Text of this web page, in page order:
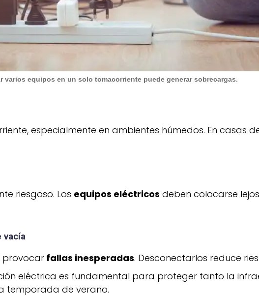
varios equipos en un solo tomacorriente puede generar sobrecargas.
especialmente en ambientes húmedos. En casas
riesgoso. Los equipos eléctricos deben colocarse
vacía
provocar fallas inesperadas. Desconectarlos reduce
eléctrica es fundamental para proteger tanto la
temporada de verano.